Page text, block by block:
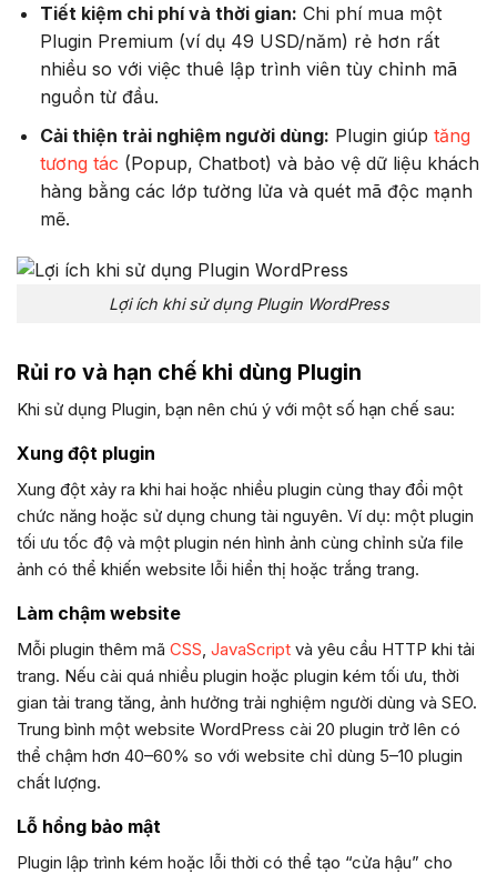
Tiết kiệm chi phí và thời gian: Chi phí mua một
Plugin Premium (ví dụ 49 USD/năm) rẻ hơn rất
nhiều so với việc thuê lập trình viên tùy chỉnh mã
nguồn từ đầu.
Cải thiện trải nghiệm người dùng: Plugin giúp tăng
tương tác (Popup, Chatbot) và bảo vệ dữ liệu khách
hàng bằng các lớp tường lửa và quét mã độc mạnh
mẽ.
Lợi ích khi sử dụng Plugin WordPress
Rủi ro và hạn chế khi dùng Plugin
Khi sử dụng Plugin, bạn nên chú ý với một số hạn chế sau:
Xung đột plugin
Xung đột xảy ra khi hai hoặc nhiều plugin cùng thay đổi một
chức năng hoặc sử dụng chung tài nguyên. Ví dụ: một plugin
tối ưu tốc độ và một plugin nén hình ảnh cùng chỉnh sửa file
ảnh có thể khiến website lỗi hiển thị hoặc trắng trang.
Làm chậm website
Mỗi plugin thêm mã CSS JavaScript và yêu cầu HTTP khi tải
trang. Nếu cài quá nhiều plugin hoặc plugin kém tối ưu, thời
gian tải trang tăng, ảnh hưởng trải nghiệm người dùng và SEO.
Trung bình một website WordPress cài 20 plugin trở lên có
thể chậm hơn 40–60% so với website chỉ dùng 5–10 plugin
chất lượng.
Lỗ hổng bảo mật
Plugin lập trình kém hoặc lỗi thời có thể tạo “cửa hậu” cho